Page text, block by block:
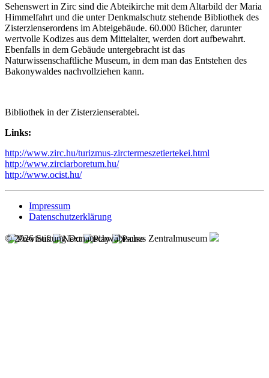
Sehenswert in Zirc sind die Abteikirche mit dem Altarbild der Maria
Himmelfahrt und die unter Denkmalschutz stehende Bibliothek des
Zisterzienserordens im Abteigebäude. 60.000 Bücher, darunter
wertvolle Kodizes aus dem Mittelalter, werden dort aufbewahrt.
Ebenfalls in dem Gebäude untergebracht ist das
Naturwissenschaftliche Museum, in dem man das Entstehen des
Bakonywaldes nachvollziehen kann.
Bibliothek in der Zisterzienserabtei.
Links:
http://www.zirc.hu/turizmus-zirctermeszetiertekei.html
http://www.zirciarboretum.hu/
http://www.ocist.hu/
Impressum
Datenschutzerklärung
© 2026 Stiftung Donauschwäbisches Zentralmuseum